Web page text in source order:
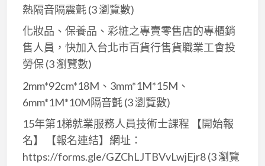
熱隔音隔震氈(3 瀏覽數)
化妝品、保養品、彩粧之專賣零售店的專櫃銷
售人員，快加入台北市百貨行售貨職業工會投
勞保(3 瀏覽數)
2mm*92cm*18M、3mm*1M*15M、
6mm*1M*10M隔音氈(3 瀏覽數)
15年第1梯就業服務人員技術士課程 【開始報
名】 【報名連結】網址：
https://forms.gle/GZChLJTBVvLwjEjr8(3 瀏覽